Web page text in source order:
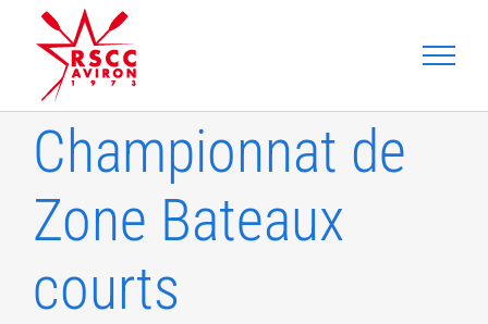
content
Championnat de
Zone Bateaux
courts